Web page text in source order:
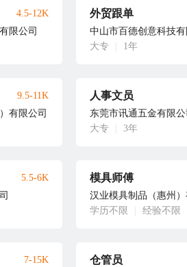
限公司
4.5-12K 外贸跟单
中山市百德创意科技
大专
1年
有限公司
9.5-11K 人事文员
东莞市讯通五金有限
大专
3年
5.5-6K 模具师傅
汉业模具制品（惠州
学历不限
经验不限
7-15K 仓管员